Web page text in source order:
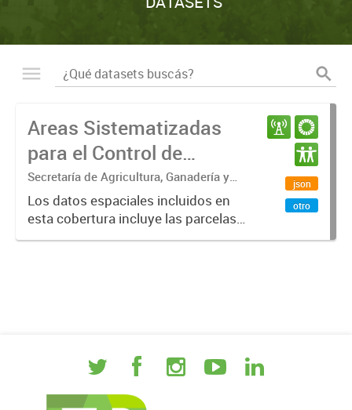
Areas Sistematizadas
para el Control de
Erosión Hídrica en Entre
Ríos
Secretaría de Agricultura, Ganadería y
Pesca. Ministerio de Desarrollo
Económico. Gobierno de Entre Ríos
Los datos espaciales incluidos en
esta cobertura incluye las parcelas
sistematizadas para el control de
json
otro